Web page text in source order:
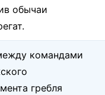
обычаи
командами
гребля